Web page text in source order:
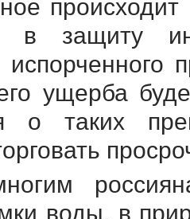
в защиту
испорченного
ущерба
о таких
воды, в